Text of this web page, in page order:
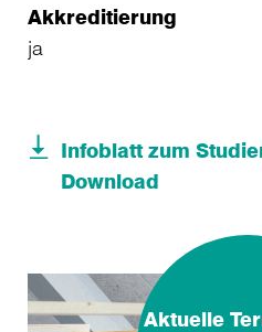
Akkreditierung
ja
Infoblatt zum
Download
Aktuelle